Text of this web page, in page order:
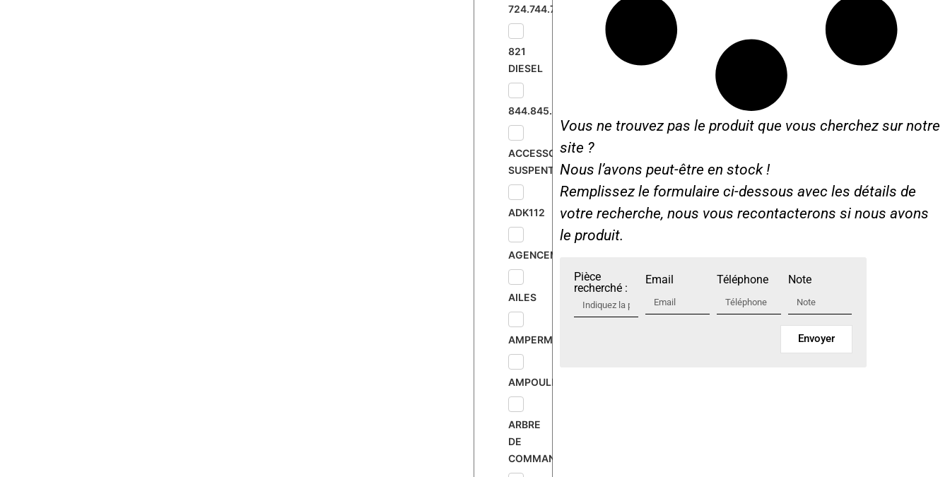
724.744.745.833
821
DIESEL
844.845.895
ACCESSOIRES
SUSPENTE
ADK112
AGENCEMENT
AILES
AMPERMÈTRE
AMPOULE
ARBRE
DE
COMMANDE
Vous ne trouvez pas le produit que vous cherchez sur notre
site ?
Nous l’avons peut-être en stock !
Remplissez le formulaire ci-dessous avec les détails de
votre recherche, nous vous recontacterons si nous avons
le produit.
Pièce
recherché :
Email Téléphone Note
Envoyer